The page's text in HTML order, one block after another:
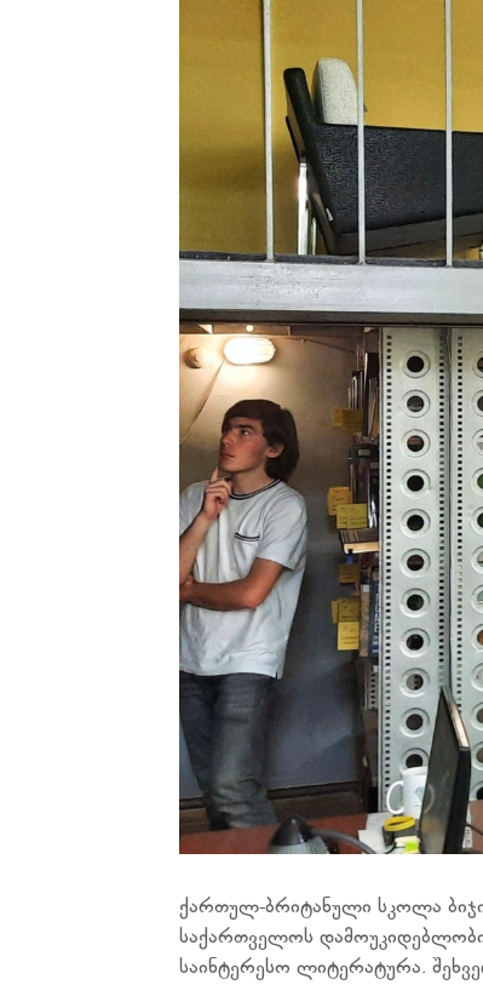
ქართულ-ბრიტანული სკოლა
საქართველოს
საინტერესო ლიტერატურა.